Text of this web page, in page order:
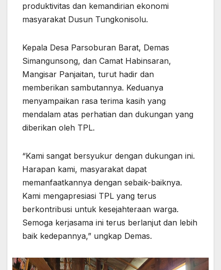
produktivitas dan kemandirian ekonomi
masyarakat Dusun Tungkonisolu.
Kepala Desa Parsoburan Barat, Demas
Simangunsong, dan Camat Habinsaran,
Mangisar Panjaitan, turut hadir dan
memberikan sambutannya. Keduanya
menyampaikan rasa terima kasih yang
mendalam atas perhatian dan dukungan yang
diberikan oleh TPL.
“Kami sangat bersyukur dengan dukungan ini.
Harapan kami, masyarakat dapat
memanfaatkannya dengan sebaik-baiknya.
Kami mengapresiasi TPL yang terus
berkontribusi untuk kesejahteraan warga.
Semoga kerjasama ini terus berlanjut dan lebih
baik kedepannya,” ungkap Demas.